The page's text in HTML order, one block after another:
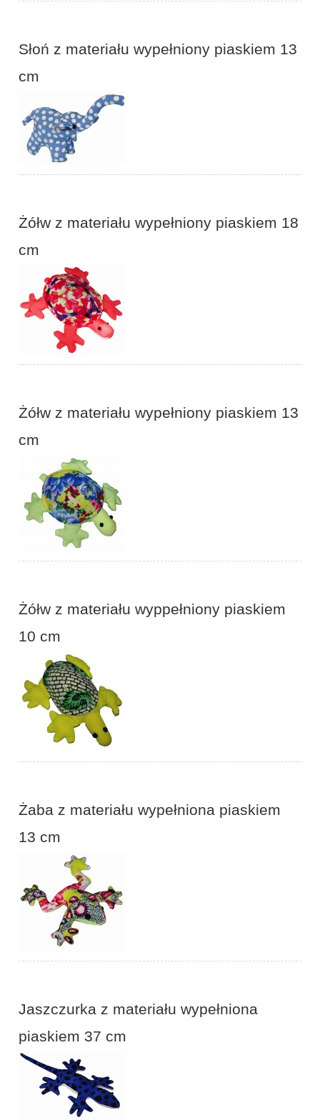
Słoń z materiału wypełniony piaskiem 13
cm
Żółw z materiału wypełniony piaskiem 18
cm
Żółw z materiału wypełniony piaskiem 13
cm
Żółw z materiału wyppełniony piaskiem
10 cm
Żaba z materiału wypełniona piaskiem
13 cm
Jaszczurka z materiału wypełniona
piaskiem 37 cm